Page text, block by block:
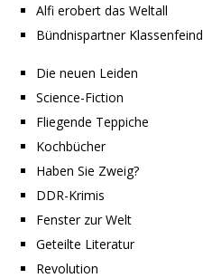
Alfi erobert das Weltall
Bündnispartner Klassenfeind
Die neuen Leiden
Science-Fiction
Fliegende Teppiche
Kochbücher
Haben Sie Zweig?
DDR-Krimis
Fenster zur Welt
Geteilte Literatur
Revolution